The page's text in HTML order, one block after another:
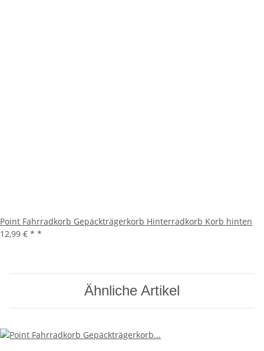
Point Fahrradkorb Gepäckträgerkorb Hinterradkorb Korb hinten
12,99 € * *
Ähnliche Artikel